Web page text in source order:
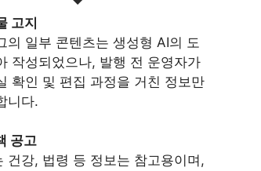
고지
의 일부 콘텐츠는 생성형 AI의 도
작성되었으나, 발행 전 운영자가
확인 및 편집 과정을 거친 정보만
니다.
공고
건강, 법령 등 정보는 참고용이며,